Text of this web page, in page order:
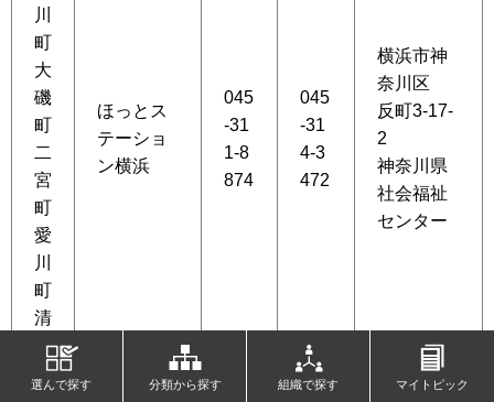
川
町
大
磯
町
二
宮
町
愛
川
町
清
川
村
ほっとス
テーショ
ン横浜
045
-31
1-8
874
045
-31
4-3
472
横浜市神
奈川区
反町3-17-
2
神奈川県
社会福祉
センター
選んで探す 分類から探す 組織で探す マイトピック